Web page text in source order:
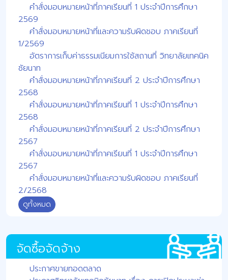
คำสั่งมอบหมายหน้าที่ภาคเรียนที่ 1 ประจำปีการศึกษา
2569
คำสั่งมอบหมายหน้าที่และความรับผิดชอบ ภาคเรียนที่
1/2569
อัตราการเก็บค่าธรรมเนียมการใช้สถานที่ วิทยาลัยเทคนิค
ชัยนาท
คำสั่งมอบหมายหน้าที่ภาคเรียนที่ 2 ประจำปีการศึกษา
2568
คำสั่งมอบหมายหน้าที่ภาคเรียนที่ 1 ประจำปีการศึกษา
2568
คำสั่งมอบหมายหน้าที่ภาคเรียนที่ 2 ประจำปีการศึกษา
2567
คำสั่งมอบหมายหน้าที่ภาคเรียนที่ 1 ประจำปีการศึกษา
2567
คำสั่งมอบหมายหน้าที่และความรับผิดชอบ ภาคเรียนที่
2/2568
ดูทั้งหมด
จัดซื้อจัดจ้าง
ประกาศขายทอดตลาด